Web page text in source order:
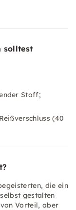
solltest
Stoff;
(40
die ein
gestalten
Vorteil, aber